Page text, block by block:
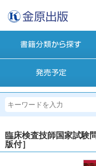
臨床検査技師国家試験
版付］